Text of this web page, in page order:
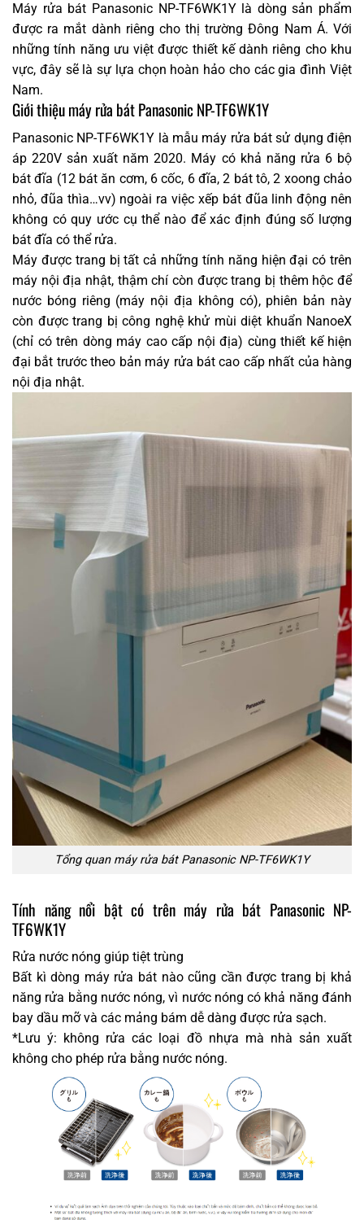
Máy rửa bát Panasonic NP-TF6WK1Y là dòng sản phẩm
được ra mắt dành riêng cho thị trường Đông Nam Á. Với
những tính năng ưu việt được thiết kế dành riêng cho khu
vực, đây sẽ là sự lựa chọn hoàn hảo cho các gia đình Việt
Nam.
Giới thiệu máy rửa bát Panasonic NP-TF6WK1Y
Panasonic NP-TF6WK1Y là mẫu máy rửa bát sử dụng điện
áp 220V sản xuất năm 2020. Máy có khả năng rửa 6 bộ
bát đĩa (12 bát ăn cơm, 6 cốc, 6 đĩa, 2 bát tô, 2 xoong chảo
nhỏ, đũa thìa…vv) ngoài ra việc xếp bát đũa linh động nên
không có quy ước cụ thể nào để xác định đúng số lượng
bát đĩa có thể rửa.
Máy được trang bị tất cả những tính năng hiện đại có trên
máy nội địa nhật, thậm chí còn được trang bị thêm hộc để
nước bóng riêng (máy nội địa không có), phiên bản này
còn được trang bị công nghệ khử mùi diệt khuẩn NanoeX
(chỉ có trên dòng máy cao cấp nội địa) cùng thiết kế hiện
đại bắt trước theo bản máy rửa bát cao cấp nhất của hàng
nội địa nhật.
Tổng quan máy rửa bát Panasonic NP-TF6WK1Y
Tính năng nổi bật có trên máy rửa bát Panasonic NP-
TF6WK1Y
Rửa nước nóng giúp tiệt trùng
Bất kì dòng máy rửa bát nào cũng cần được trang bị khả
năng rửa bằng nước nóng, vì nước nóng có khả năng đánh
bay dầu mỡ và các mảng bám dễ dàng được rửa sạch.
*Lưu ý: không rửa các loại đồ nhựa mà nhà sản xuất
không cho phép rửa bằng nước nóng.